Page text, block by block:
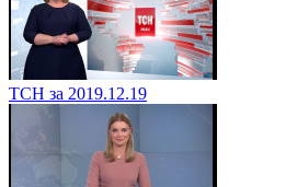
ТСН за 2019.12.19